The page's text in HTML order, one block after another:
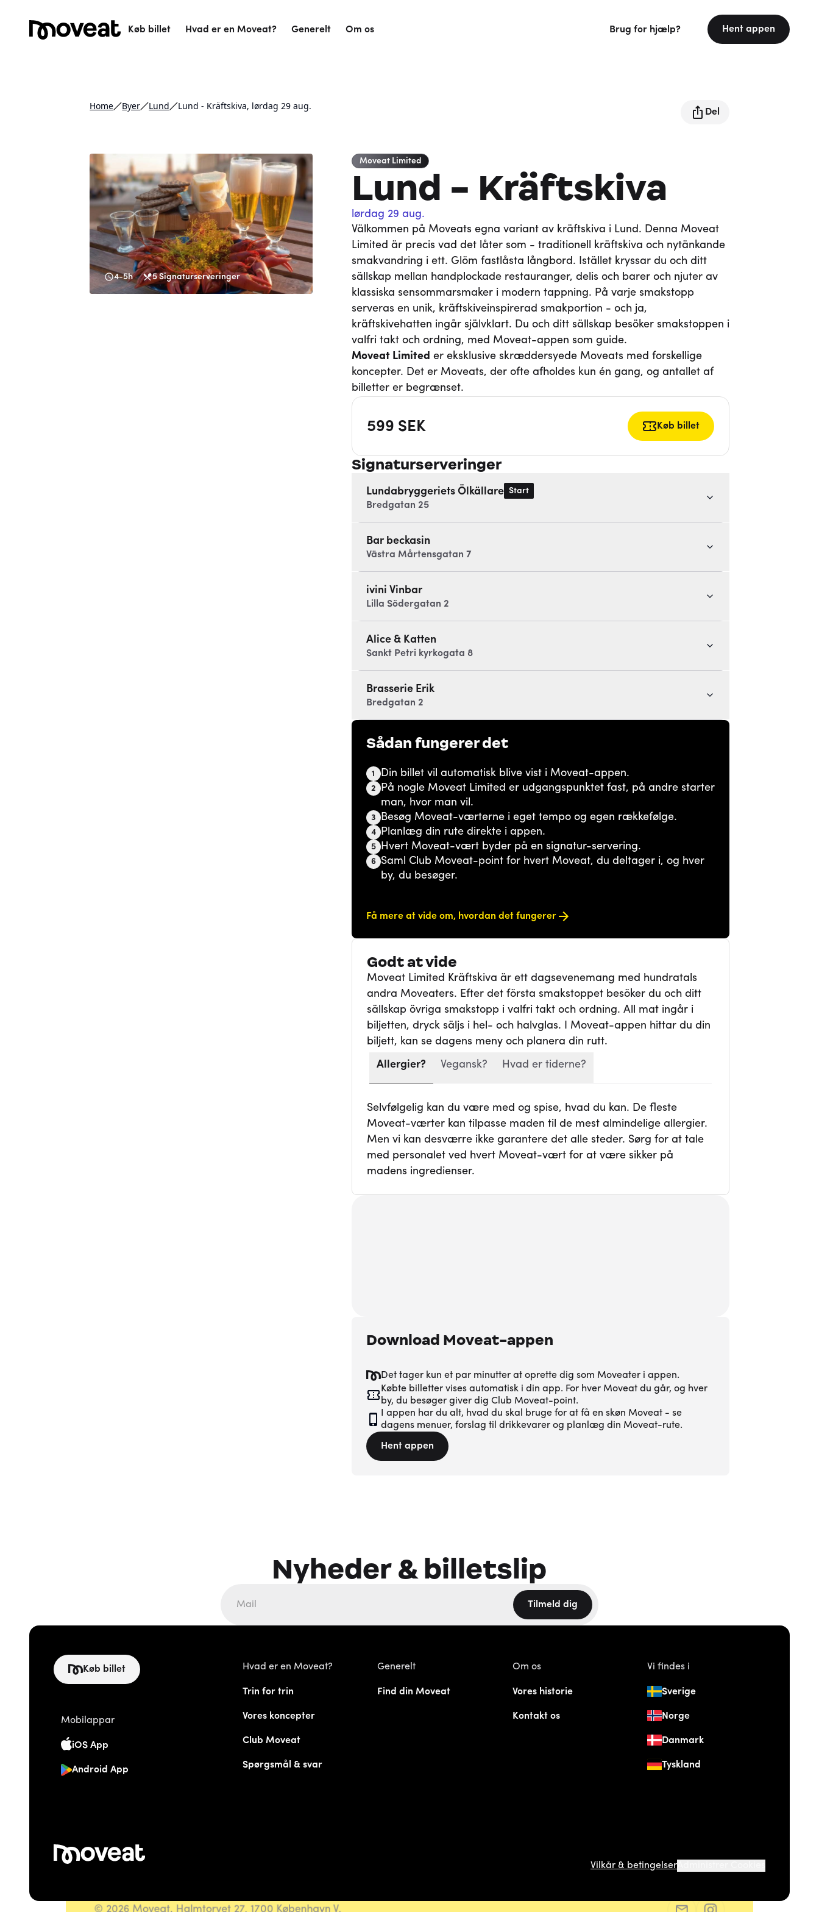
Køb billet Hvad er en Moveat? Generelt Om os Brug for hjælp? Hent appen
Home Byer Lund Lund - Kräftskiva, lørdag 29 aug.
Del
4-5h 5 Signaturserveringer
Moveat Limited
Lund - Kräftskiva
lørdag 29 aug.
Välkommen på Moveats egna variant av kräftskiva i Lund. Denna Moveat
Limited är precis vad det låter som - traditionell kräftskiva och nytänkande
smakvandring i ett. Glöm fastlåsta långbord. Istället kryssar du och ditt
sällskap mellan handplockade restauranger, delis och barer och njuter av
klassiska sensommarsmaker i modern tappning. På varje smakstopp
serveras en unik, kräftskiveinspirerad smakportion - och ja,
kräftskivehatten ingår självklart. Du och ditt sällskap besöker smakstoppen i
valfri takt och ordning, med Moveat-appen som guide.
Moveat Limited er eksklusive skræddersyede Moveats med forskellige
koncepter. Det er Moveats, der ofte afholdes kun én gang, og antallet af
billetter er begrænset.
599 SEK Køb billet
Signaturserveringer
Lundabryggeriets Ölkällare Start
Bredgatan 25
Bar beckasin
Västra Mårtensgatan 7
ivini Vinbar
Lilla Södergatan 2
Alice & Katten
Sankt Petri kyrkogata 8
Brasserie Erik
Bredgatan 2
Sådan fungerer det
1 Din billet vil automatisk blive vist i Moveat-appen.
2 På nogle Moveat Limited er udgangspunktet fast, på andre starter
man, hvor man vil.
3 Besøg Moveat-værterne i eget tempo og egen rækkefølge.
4 Planlæg din rute direkte i appen.
5 Hvert Moveat-vært byder på en signatur-servering.
6 Saml Club Moveat-point for hvert Moveat, du deltager i, og hver
by, du besøger.
Få mere at vide om, hvordan det fungerer
Godt at vide
Moveat Limited Kräftskiva är ett dagsevenemang med hundratals
andra Moveaters. Efter det första smakstoppet besöker du och ditt
sällskap övriga smakstopp i valfri takt och ordning. All mat ingår i
biljetten, dryck säljs i hel- och halvglas. I Moveat-appen hittar du din
biljett, kan se dagens meny och planera din rutt.
Allergier?
Vegansk? Hvad er tiderne?
Selvfølgelig kan du være med og spise, hvad du kan. De fleste
Moveat-værter kan tilpasse maden til de mest almindelige allergier.
Men vi kan desværre ikke garantere det alle steder. Sørg for at tale
med personalet ved hvert Moveat-vært for at være sikker på
madens ingredienser.
Download Moveat-appen
Det tager kun et par minutter at oprette dig som Moveater i appen.
Købte billetter vises automatisk i din app. For hver Moveat du går, og hver
by, du besøger giver dig Club Moveat-point.
I appen har du alt, hvad du skal bruge for at få en skøn Moveat - se
dagens menuer, forslag til drikkevarer og planlæg din Moveat-rute.
Hent appen
Nyheder & billetslip
Tilmeld dig
Køb billet
Mobilappar
iOS App
Android App
Hvad er en Moveat?
Trin for trin
Vores koncepter
Club Moveat
Spørgsmål & svar
Generelt
Find din Moveat
Om os
Vores historie
Kontakt os
Vi findes i
Sverige
Norge
Danmark
Tyskland
Vilkår & betingelser
© 2026 Moveat. Halmtorvet 27, 1700 København V.